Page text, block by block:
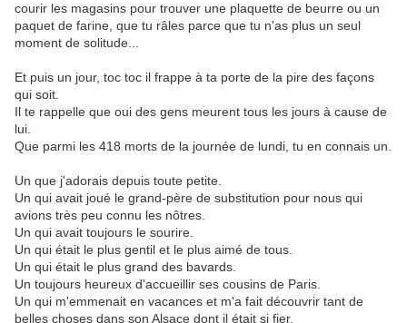
courir les magasins pour trouver une plaquette de beurre ou un
paquet de farine, que tu râles parce que tu n'as plus un seul
moment de solitude...
Et puis un jour, toc toc il frappe à ta porte de la pire des façons
qui soit.
Il te rappelle que oui des gens meurent tous les jours à cause de
lui.
Que parmi les 418 morts de la journée de lundi, tu en connais un.
Un que j'adorais depuis toute petite.
Un qui avait joué le grand-père de substitution pour nous qui
avions très peu connu les nôtres.
Un qui avait toujours le sourire.
Un qui était le plus gentil et le plus aimé de tous.
Un qui était le plus grand des bavards.
Un toujours heureux d'accueillir ses cousins de Paris.
Un qui m'emmenait en vacances et m'a fait découvrir tant de
belles choses dans son Alsace dont il était si fier.